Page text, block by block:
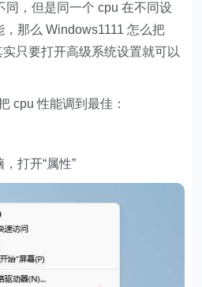
，但是同一个 cpu 在不同设
那么 Windows1111 怎么把
只要打开高级系统设置就可以
性能调到最佳：
打开“属性”